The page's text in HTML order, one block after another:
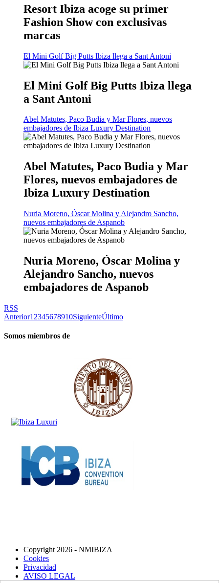
Resort Ibiza acoge su primer
Fashion Show con exclusivas
marcas
El Mini Golf Big Putts Ibiza llega a Sant Antoni
El Mini Golf Big Putts Ibiza llega
a Sant Antoni
Abel Matutes, Paco Budia y Mar Flores, nuevos
embajadores de Ibiza Luxury Destination
Abel Matutes, Paco Budia y Mar
Flores, nuevos embajadores de
Ibiza Luxury Destination
Nuria Moreno, Óscar Molina y Alejandro Sancho,
nuevos embajadores de Aspanob
Nuria Moreno, Óscar Molina y
Alejandro Sancho, nuevos
embajadores de Aspanob
RSS
Anterior1 2345678910SiguienteÚltimo
Somos miembros de
Copyright 2026 - NMIBIZA
Cookies
Privacidad
AVISO LEGAL